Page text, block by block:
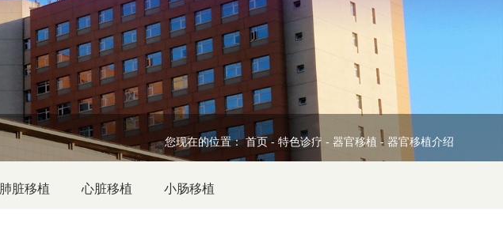
您现在的位置：首页 - 特色诊疗 - 器官移植 - 器官移植介绍
肺脏移植 心脏移植 小肠移植